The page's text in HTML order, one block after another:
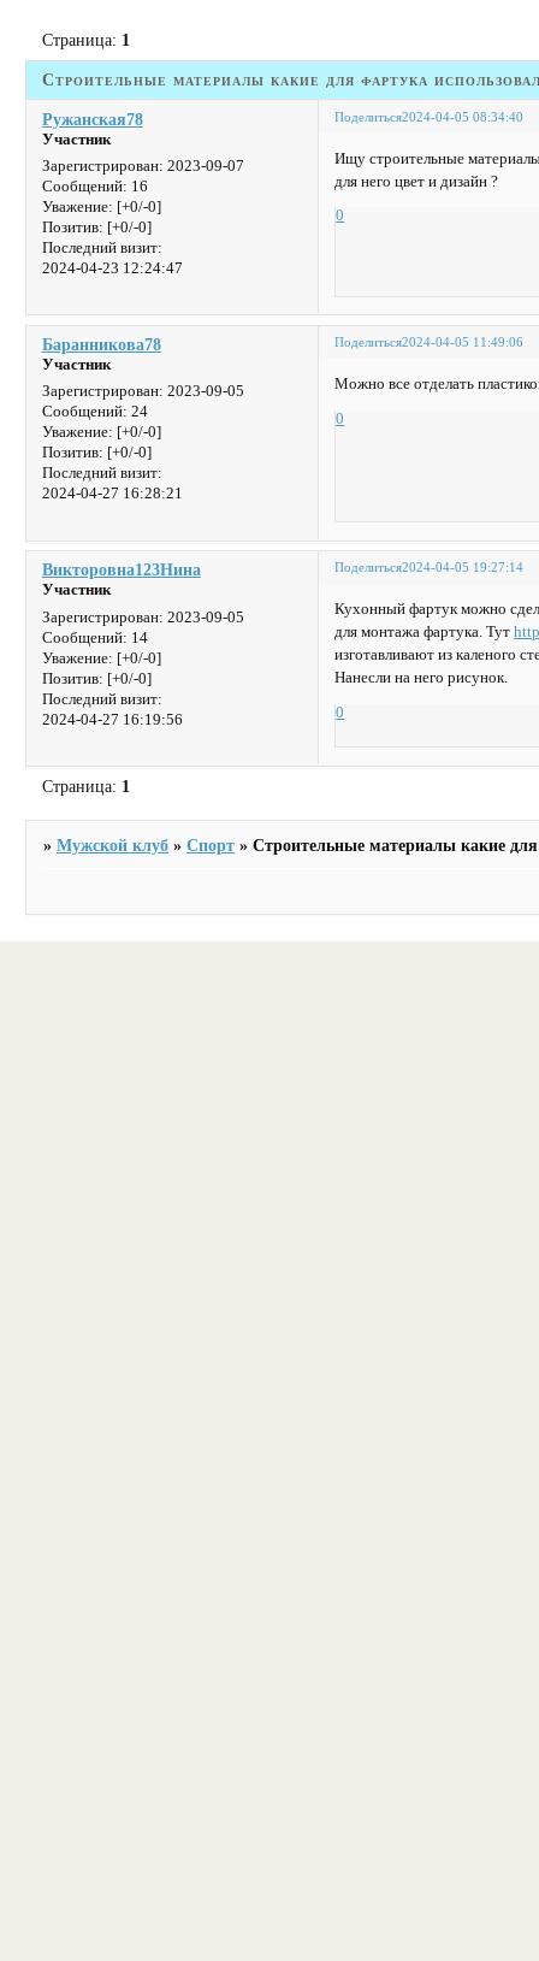
Строительные материалы какие для фартука
Страница: 1
Поделиться2024-04-05 08:34:40
Ружанская78
Участник
Зарегистрирован: 2023-09-07
Сообщений: 16
Уважение: [+0/-0]
Позитив: [+0/-0]
Последний визит:
2024-04-23 12:24:47
Ищу строительные
для него цвет и дизайн ?
0
Поделиться2024-04-05 11:49:06
Баранникова78
Участник
Зарегистрирован: 2023-09-05
Сообщений: 24
Уважение: [+0/-0]
Позитив: [+0/-0]
Последний визит:
2024-04-27 16:28:21
Можно все отделать
0
Поделиться2024-04-05 19:27:14
Викторовна123Нина
Участник
Зарегистрирован: 2023-09-05
Сообщений: 14
Уважение: [+0/-0]
Позитив: [+0/-0]
Последний визит:
2024-04-27 16:19:56
Кухонный фартук можно
для монтажа фартука. Тут
изготавливают из каленого
Нанесли на него рисунок.
0
Страница: 1
»Мужской клуб »Спорт »Строительные материалы какие